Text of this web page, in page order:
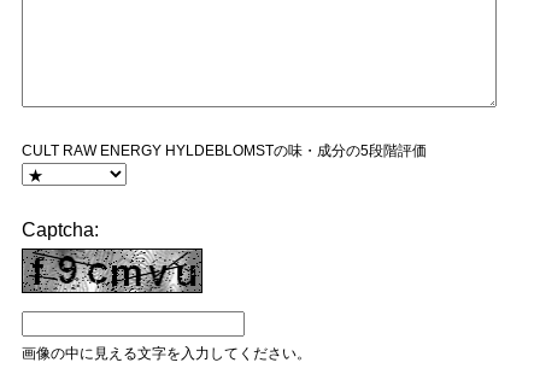
CULT RAW ENERGY HYLDEBLOMSTの味・成分の5段階評価
Captcha:
画像の中に見える文字を入力してください。